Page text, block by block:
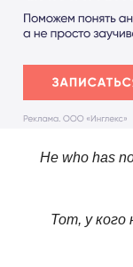
He who has
Тот, у кого